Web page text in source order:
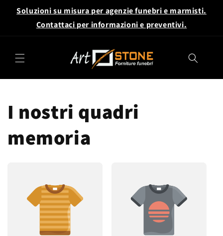
direttamente
Soluzioni su misura per agenzie funebri e marmisti.
Contattaci per informazioni e preventivi.
I nostri quadri
memoria